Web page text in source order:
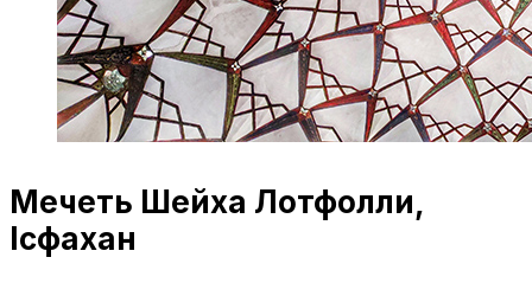
Мечеть Шейха Лотфолли,
Ісфахан